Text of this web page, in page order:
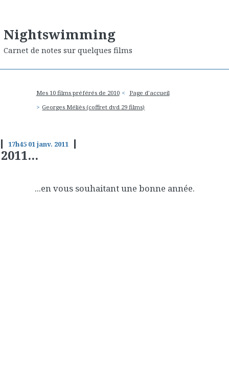
Nightswimming
Carnet de notes sur quelques films
Mes 10 films préférés de 2010
Page d'accueil
Georges Méliès (coffret dvd 29 films)
17h45 01janv. 2011
2011...
...en vous souhaitant une bonne année.